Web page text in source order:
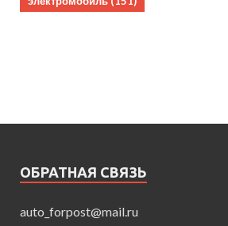
ОБРАТНАЯ СВЯЗЬ
auto_forpost@mail.ru